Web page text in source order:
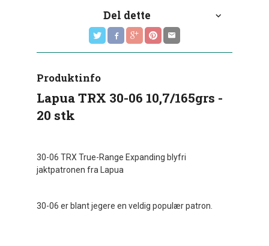
Del dette
Produktinfo
Lapua TRX 30-06 10,7/165grs -
20 stk
30-06 TRX True-Range Expanding blyfri
jaktpatronen fra Lapua
30-06 er blant jegere en veldig populær patron.